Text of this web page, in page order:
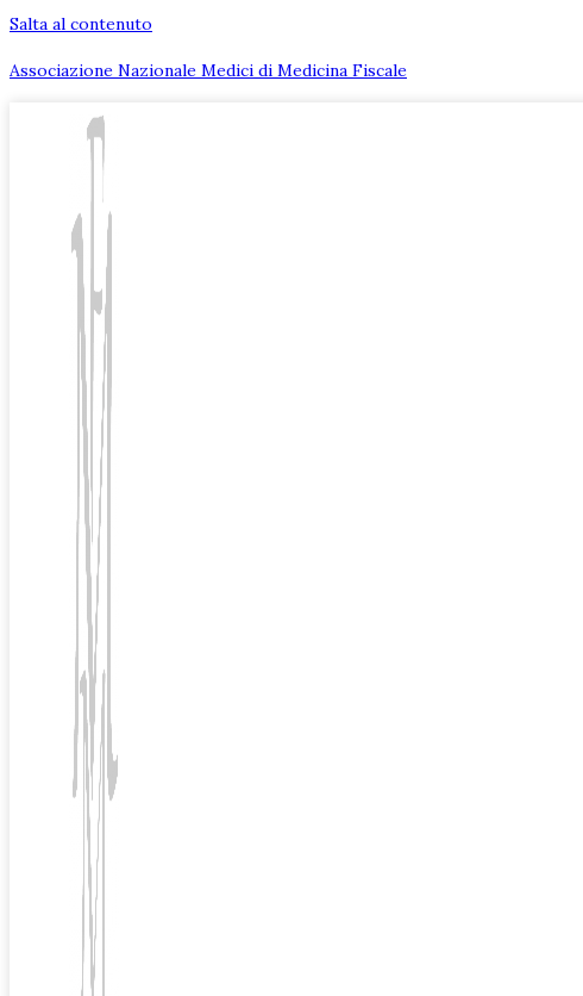
Salta al contenuto
Associazione Nazionale Medici di Medicina Fiscale